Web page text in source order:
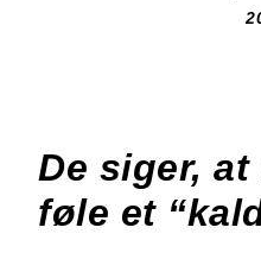
De siger,
føle et